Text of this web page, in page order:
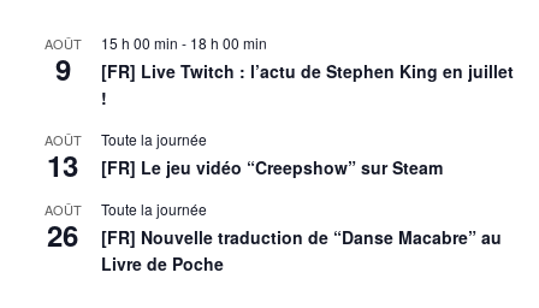
AOÛT
9
15 h 00 min - 18 h 00 min
[FR] Live Twitch : l’actu de Stephen King en juillet
!
AOÛT
13
Toute la journée
[FR] Le jeu vidéo “Creepshow” sur Steam
AOÛT
26
Toute la journée
[FR] Nouvelle traduction de “Danse Macabre” au
Livre de Poche